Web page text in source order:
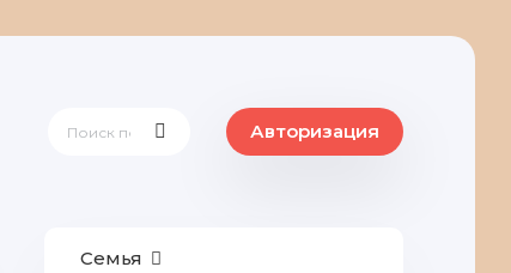
Авторизация
Семья